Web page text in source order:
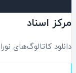
اسناد
کاتالوگ‌های نوران